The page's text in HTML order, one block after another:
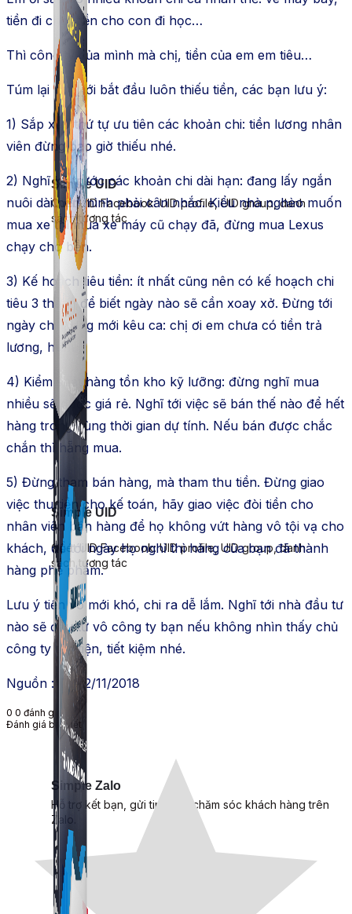
Simple UID
Quét UID Facebook: UID profile, UID group, danh
sách tương tác
Simple Zalo
Hỗ trợ kết bạn, gửi tin nhắn chăm sóc khách hàng trên
Zalo.
Simple UID
Quét UID Facebook: UID profile, UID group, danh
sách tương tác
tiền đi chợ, tiền cho con đi học…
Thì công ty của mình mà chị, tiền của em em tiêu…
Túm lại khi mới bắt đầu luôn thiếu tiền, các bạn lưu ý:
1) Sắp xếp thứ tự ưu tiên các khoản chi: tiền lương nhân
viên đừng bao giờ thiếu nhé.
2) Nghĩ kỹ trước các khoản chi dài hạn: đang lấy ngắn
nuôi dài nên mình phải cân nhắc. Kiểu nhà nghèo muốn
mua xe thì mua xe máy cũ chạy đã, đừng mua Lexus
chạy cho bền.
3) Kế hoạch tiêu tiền: ít nhất cũng nên có kế hoạch chi
tiêu 3 tháng để biết ngày nào sẽ cần xoay xở. Đừng tới
ngày chi lương mới kêu ca: chị ơi em chưa có tiền trả
lương, huhu.
4) Kiểm soát hàng tồn kho kỹ lưỡng: đừng nghĩ mua
nhiều sẽ được giá rẻ. Nghĩ tới việc sẽ bán thế nào để hết
hàng trong cùng thời gian dự tính. Nếu bán được chắc
chắn thì hẵng mua.
5) Đừng tham bán hàng, mà tham thu tiền. Đừng giao
việc thu tiền cho kế toán, hãy giao việc đòi tiền cho
nhân viên bán hàng để họ không vứt hàng vô tội vạ cho
khách, để tới ngày họ nghỉ thì hàng của bạn đã thành
hàng phế phẩm.
Lưu ý tiền vô mới khó, chi ra dễ lắm. Nghĩ tới nhà đầu tư
nào sẽ đầu tư vô công ty bạn nếu không nhìn thấy chủ
công ty tằn tiện, tiết kiệm nhé.
Nguồn : TVA2/11/2018
0 0 đánh giá
Đánh giá bài viết